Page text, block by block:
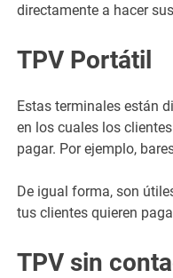
directamente a hacer
TPV Portátil
Estas terminales están
en los cuales los
pagar. Por ejemplo,
De igual forma, son
tus clientes quieren
TPV sin